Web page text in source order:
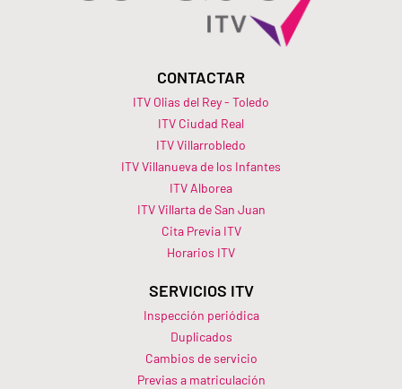
CONTACTAR
ITV Olias del Rey - Toledo
ITV Ciudad Real
ITV Villarrobledo
ITV Villanueva de los Infantes
ITV Alborea
ITV Villarta de San Juan
Cita Previa ITV
Horarios ITV​
SERVICIOS ITV
Inspección periódica
Duplicados
Cambios de servicio
Previas a matriculación